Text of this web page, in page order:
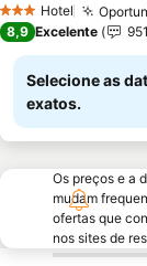
3 EstrelasHotel
8,9 Excelente 951
Selecione as
exatos.
Os preços e a
mudam
ofertas que
nos sites de